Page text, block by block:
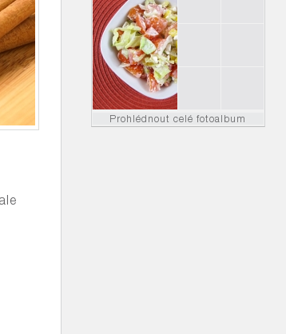
Prohlédnout celé fotoalbum